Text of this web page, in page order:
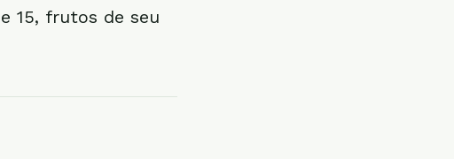
15, frutos de seu